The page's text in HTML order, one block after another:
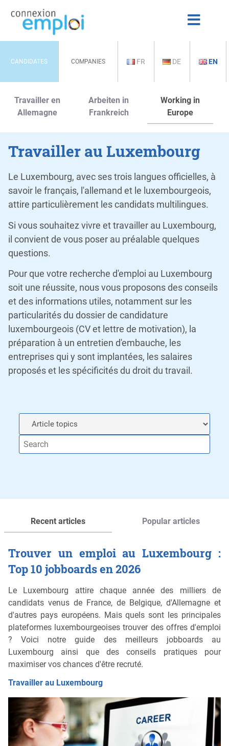
CANDIDATES COMPANIES FR DE EN
Travailler en
Allemagne
Arbeiten in
Frankreich
Working in
Europe
Travailler au Luxembourg
Le Luxembourg, avec ses trois langues officielles, à
savoir le français, l'allemand et le luxembourgeois,
attire particulièrement les candidats multilingues.
Si vous souhaitez vivre et travailler au Luxembourg,
il convient de vous poser au préalable quelques
questions.
Pour que votre recherche d'emploi au Luxembourg
soit une réussite, nous vous proposons des conseils
et des informations utiles, notamment sur les
particularités du dossier de candidature
luxembourgeois (CV et lettre de motivation), la
préparation à un entretien d'embauche, les
entreprises qui y sont implantées, les salaires
proposés et les spécificités du droit du travail.
Recent articles Popular articles
Trouver un emploi au Luxembourg :
Top 10 jobboards en 2026
Le Luxembourg attire chaque année des milliers de
candidats venus de France, de Belgique, d'Allemagne et
d'autres pays européens. Mais quels sont les principales
plateformes luxembourgeoises trouver des offres d'emploi
? Voici notre guide des meilleurs jobboards au
Luxembourg ainsi que des conseils pratiques pour
maximiser vos chances d'être recruté.
Travailler au Luxembourg